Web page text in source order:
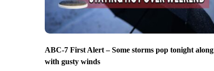
ABC-7 First Alert – Some storms pop tonight along
with gusty winds